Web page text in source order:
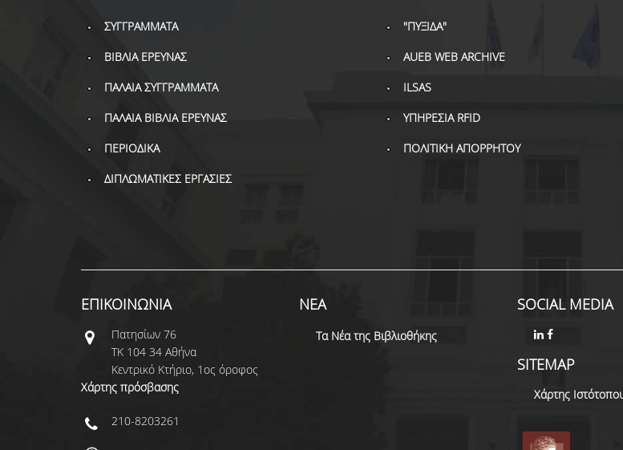
ΣΥΓΓΡΑΜΜΑΤΑ
ΒΙΒΛΙΑ ΕΡΕΥΝΑΣ
ΠΑΛΑΙΑ ΣΥΓΓΡΑΜΜΑΤΑ
ΠΑΛΑΙΑ ΒΙΒΛΙΑ ΕΡΕΥΝΑΣ
ΠΕΡΙΟΔΙΚΑ
ΔΙΠΛΩΜΑΤΙΚΕΣ ΕΡΓΑΣΙΕΣ
"ΠΥΞΙΔΑ"
AUEB WEB ARCHIVE
ILSAS
ΥΠΗΡΕΣΙΑ RFID
ΠΟΛΙΤΙΚΗ ΑΠΟΡΡΗΤΟΥ
ΕΠΙΚΟΙΝΩΝΙΑ
Πατησίων 76
ΤΚ 104 34 Αθήνα
Κεντρικό Κτήριο, 1ος όροφος
Χάρτης πρόσβασης
210-8203261
ΝΕΑ
Τα Νέα της Βιβλιοθήκης
SOCIAL MEDIA
SITEMAP
Χάρτης